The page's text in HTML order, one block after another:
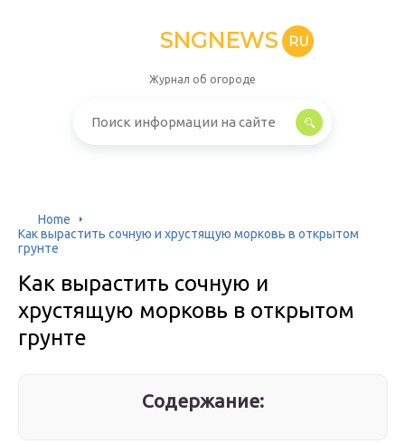
SNGNEWS RU
Журнал об огороде
Home
Как вырастить сочную и хрустящую морковь в открытом
грунте
Как вырастить сочную и
хрустящую морковь в открытом
грунте
Содержание: